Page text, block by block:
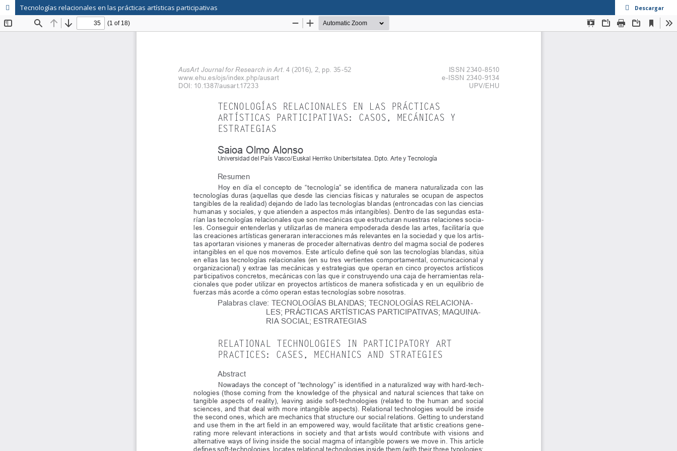
Tecnologías relacionales en las prácticas artísticas participativas Descargar